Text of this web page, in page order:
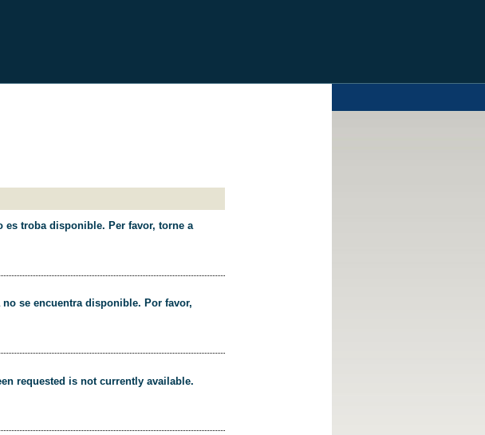
troba disponible. Per favor, torne a
se encuentra disponible. Por favor,
requested is not currently available.